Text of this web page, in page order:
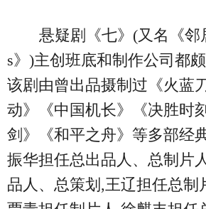
悬疑剧《七》(又名《邻
s》)主创班底和制作公司都
该剧由曾出品摄制过《火蓝
动》《中国机长》《决胜时
剑》《和平之舟》等多部经
振华担任总出品人、总制片
品人、总策划,王辽担任总制